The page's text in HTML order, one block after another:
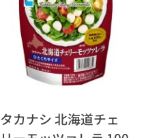
タカナシ 北海道チェ